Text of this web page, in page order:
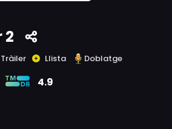
2
Tràiler Llista Doblatge
4.9